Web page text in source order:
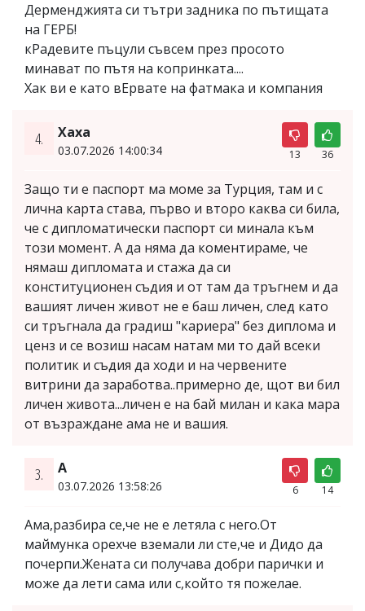
Дерменджията си тътри задника по пътищата
на ГЕРБ!
кРадевите пъцули съвсем през просото
минават по пътя на копринката....
Хак ви е като вЕрвате на фатмака и компания
4. Хаха
03.07.2026 14:00:34 13 36
Защо ти е паспорт ма моме за Турция, там и с
лична карта става, първо и второ каква си била,
че с дипломатически паспорт си минала към
този момент. А да няма да коментираме, че
нямаш дипломата и стажа да си
конституционен съдия и от там да тръгнем и да
вашият личен живот не е баш личен, след като
си тръгнала да градиш "кариера" без диплома и
ценз и се возиш насам натам ми то дай всеки
политик и съдия да ходи и на червените
витрини да заработва..примерно де, щот ви бил
личен живота...личен е на бай милан и кака мара
от възраждане ама не и вашия.
3. А
03.07.2026 13:58:26 6 14
Ама,разбира се,че не е летяла с него.От
маймунка орехче вземали ли сте,че и Дидо да
почерпи.Жената си получава добри парички и
може да лети сама или с,който тя пожелае.